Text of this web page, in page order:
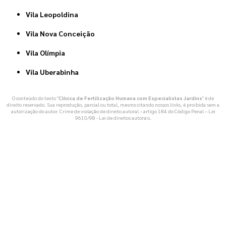
Vila Leopoldina
Vila Nova Conceição
Vila Olímpia
Vila Uberabinha
O conteúdo do texto "Clínica de Fertilização Humana com Especialistas Jardins" é de
direito reservado. Sua reprodução, parcial ou total, mesmo citando nossos links, é proibida sem a
autorização do autor. Crime de violação de direito autoral – artigo 184 do Código Penal – Lei
9610/98 - Lei de direitos autorais.